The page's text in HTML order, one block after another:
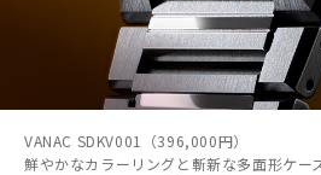
VANAC SDKV001（396,000円）
鮮やかなカラーリングと斬新な多面形ケー